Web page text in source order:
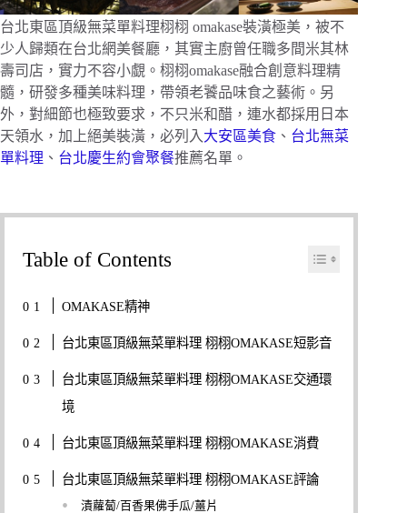
台北東區頂級無菜單料理栩栩 omakase裝潢極美，被不
少人歸類在台北網美餐廳，其實主廚曾任職多間米其林
壽司店，實力不容小覷。栩栩omakase融合創意料理精
髓，研發多種美味料理，帶領老饕品味食之藝術。另
外，對細節也極致要求，不只米和醋，連水都採用日本
天領水，加上絕美裝潢，必列入 大安區美食 、 台北無菜
單料理 、 台北慶生約會聚餐推薦名單。
Table of Contents
OMAKASE精神
台北東區頂級無菜單料理 栩栩OMAKASE短影音
台北東區頂級無菜單料理 栩栩OMAKASE交通環
境
台北東區頂級無菜單料理 栩栩OMAKASE消費
台北東區頂級無菜單料理 栩栩OMAKASE評論
漬蘿蔔/百香果佛手瓜/薑片